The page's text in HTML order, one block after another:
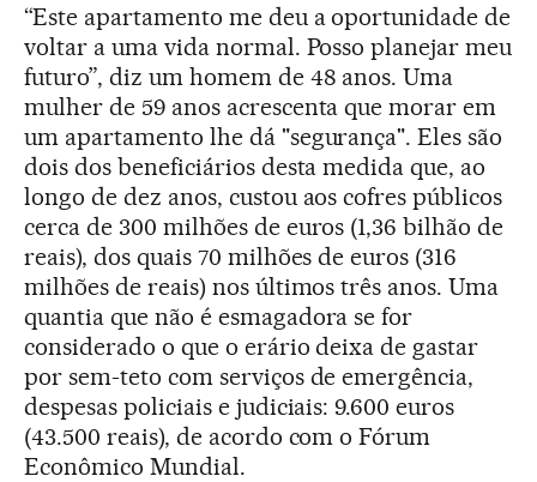
“Este apartamento me deu a oportunidade de
voltar a uma vida normal. Posso planejar meu
futuro”, diz um homem de 48 anos. Uma
mulher de 59 anos acrescenta que morar em
um apartamento lhe dá "segurança". Eles são
dois dos beneficiários desta medida que, ao
longo de dez anos, custou aos cofres públicos
cerca de 300 milhões de euros (1,36 bilhão de
reais), dos quais 70 milhões de euros (316
milhões de reais) nos últimos três anos. Uma
quantia que não é esmagadora se for
considerado o que o erário deixa de gastar
por sem-teto com serviços de emergência,
despesas policiais e judiciais: 9.600 euros
(43.500 reais), de acordo com o Fórum
Econômico Mundial.